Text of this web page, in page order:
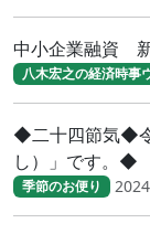
中小企業融資
八木宏之の経済時事
◆二十四節気◆
し）」です。◆
季節のお便り